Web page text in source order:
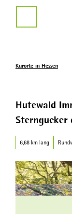
Kurorte in Hessen
Hutewald
Sterngucker
6,68 km lang